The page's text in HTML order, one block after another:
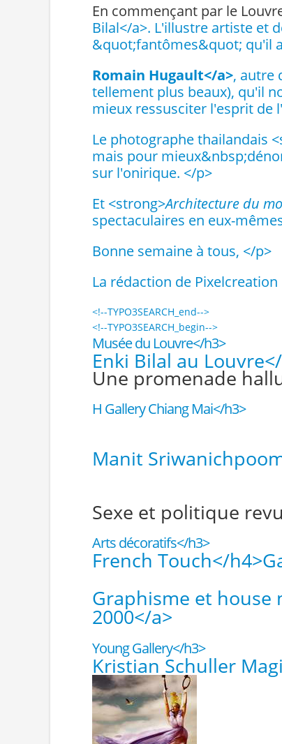
En commençant par le
Bilal</a>. L'illustre artiste et
&quot;fantômes&quot; qu'il
Romain Hugault</a>, autre
tellement plus beaux), qu'il
mieux ressusciter l'esprit de
Le photographe thailandais
mais pour
sur l'onirique. </p>
Et <strong>Architecture du
spectaculaires en eux-
Bonne semaine à tous, </p>
La rédaction de Pixelcreation
<!--TYPO3SEARCH_end-->
<!--TYPO3SEARCH_begin-->
Musée du Louvre</h3>
Enki Bilal au
Une promenade
H Gallery Chiang Mai</h3>
Manit
Sexe et politique
Arts décoratifs</h3>
French Touch</h4>
Graphisme et house
2000</a>
Young Gallery</h3>
Kristian Schuller